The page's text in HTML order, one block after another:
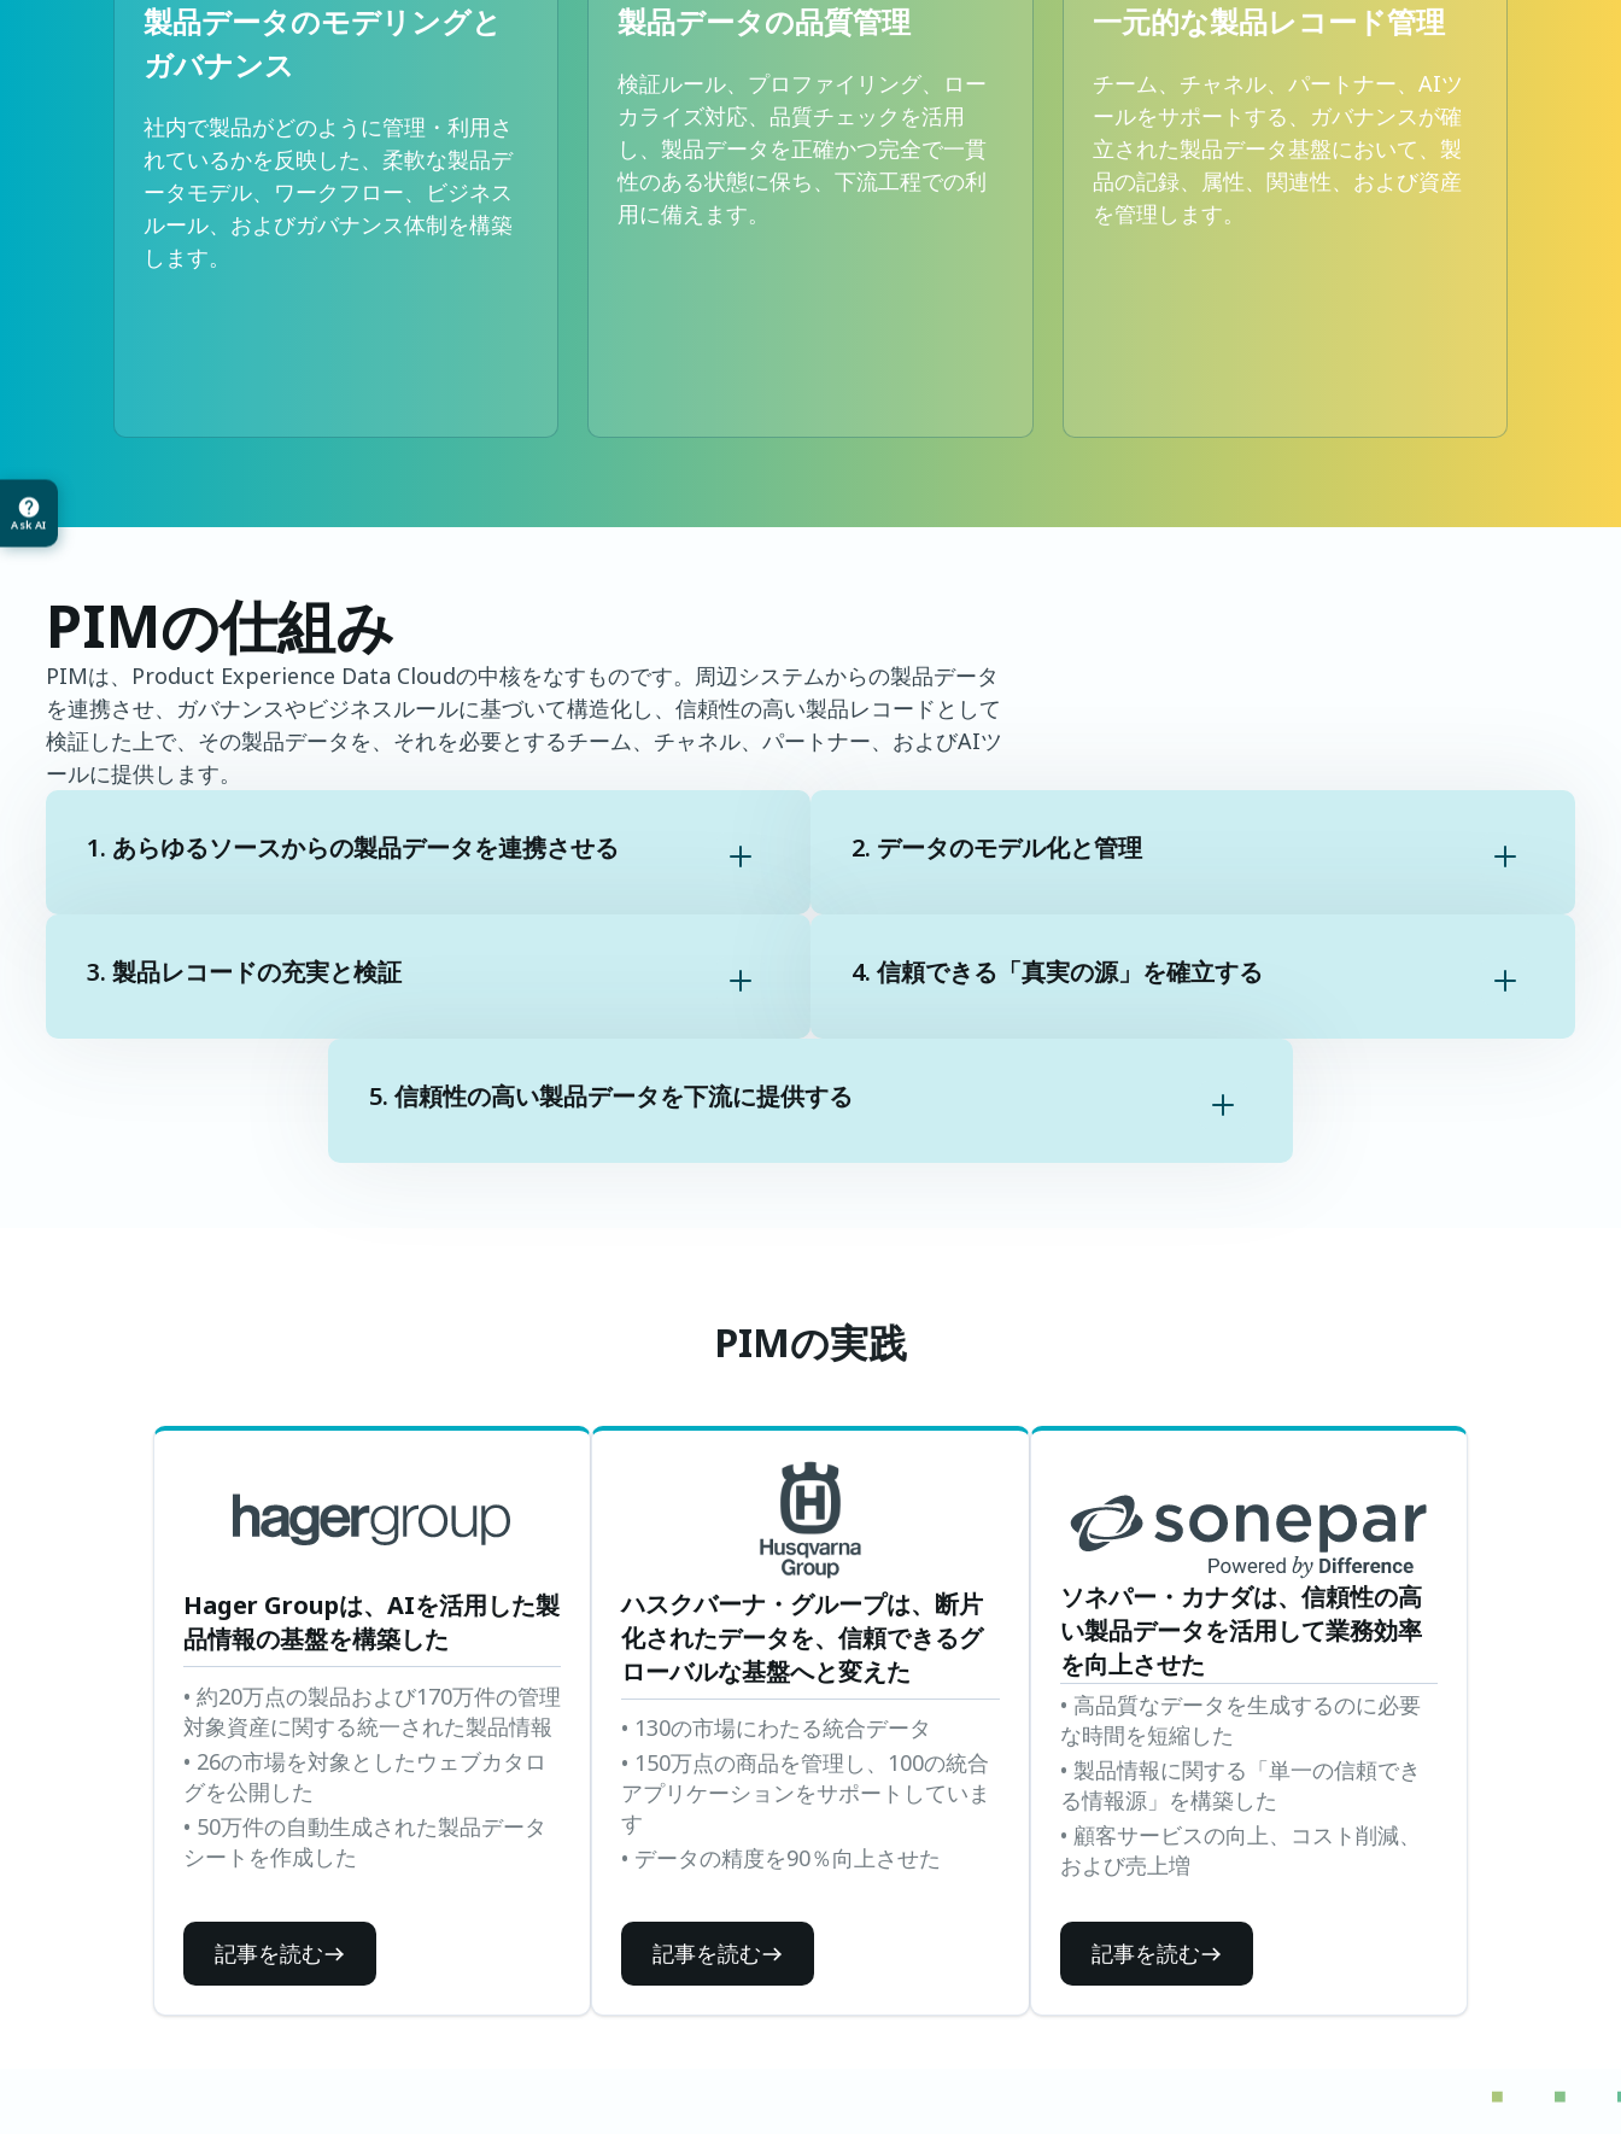
Ask AI
製品データのモデリングと
ガバナンス
社内で製品がどのように管理・利用さ
れているかを反映した、柔軟な製品デ
ータモデル、ワークフロー、ビジネス
ルール、およびガバナンス体制を構築
します。
製品データの品質管理
検証ルール、プロファイリング、ロー
カライズ対応、品質チェックを活用
し、製品データを正確かつ完全で一貫
性のある状態に保ち、下流工程での利
用に備えます。
一元的な製品レコード管理
チーム、チャネル、パートナー、AIツ
ールをサポートする、ガバナンスが確
立された製品データ基盤において、製
品の記録、属性、関連性、および資産
を管理します。
PIMの仕組み
PIMは、Product Experience Data Cloudの中核をなすものです。周辺システムからの製品データ
を連携させ、ガバナンスやビジネスルールに基づいて構造化し、信頼性の高い製品レコードとして
検証した上で、その製品データを、それを必要とするチーム、チャネル、パートナー、およびAIツ
ールに提供します。
1. あらゆるソースからの製品データを連携させる 2. データのモデル化と管理
3. 製品レコードの充実と検証 4. 信頼できる「真実の源」を確立する
5. 信頼性の高い製品データを下流に提供する
PIMの実践
Hager Groupは、AIを活用した製
品情報の基盤を構築した
• 約20万点の製品および170万件の管理
対象資産に関する統一された製品情報
• 26の市場を対象としたウェブカタロ
グを公開した
• 50万件の自動生成された製品データ
シートを作成した
記事を読む
ハスクバーナ・グループは、断片
化されたデータを、信頼できるグ
ローバルな基盤へと変えた
• 130の市場にわたる統合データ
• 150万点の商品を管理し、100の統合
アプリケーションをサポートしていま
す
• データの精度を90％向上させた
記事を読む
ソネパー・カナダは、信頼性の高
い製品データを活用して業務効率
を向上させた
• 高品質なデータを生成するのに必要
な時間を短縮した
• 製品情報に関する「単一の信頼でき
る情報源」を構築した
• 顧客サービスの向上、コスト削減、
および売上増
記事を読む